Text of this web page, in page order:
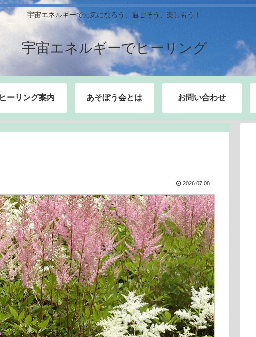
宇宙エネルギーで元気になろう、過ごそう、楽しもう！
宇宙エネルギーでヒーリング
ヒーリング案内 あそぼう会とは お問い合わせ
2026.07.08